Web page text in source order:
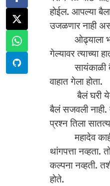
होईल. आपल्या
उजळणार नाही
ओढ्याला भयंकर
गेल्यावर त्याच्या
सायंकाळी बैलं
वाहात गेला होता.
बैलं घरी येताच
बैलं सजवली नाही.
प्रश्न तिला
महादेव काही
थांगपत्ता नव्हता.
कल्पना नव्हती.
होते.